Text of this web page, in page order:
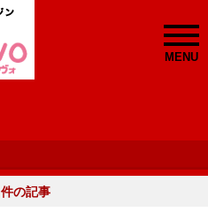
MENU
件の記事